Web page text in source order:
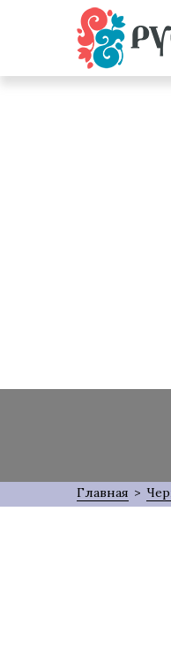
Главная >